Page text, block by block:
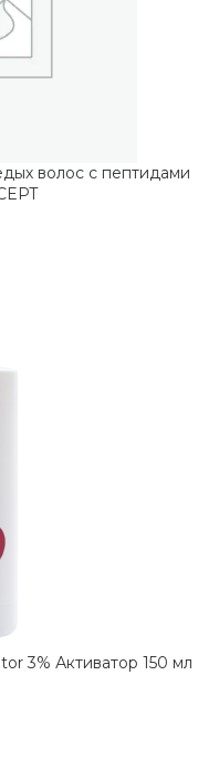
волос с пептидами
3% Активатор 150 мл